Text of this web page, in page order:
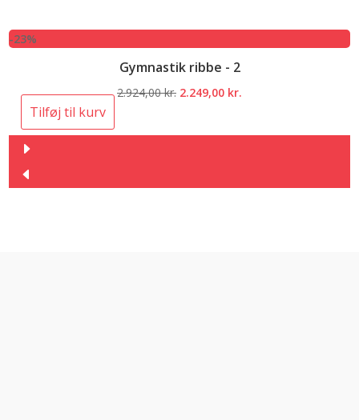
-23%
Gymnastik ribbe - 2
2.924,00kr. Den
2.249,00 kr.
Tilføj til kurv